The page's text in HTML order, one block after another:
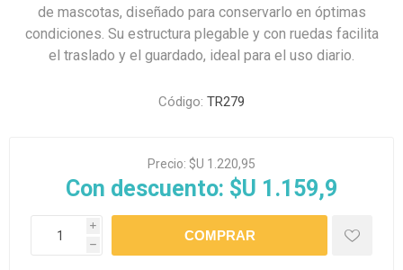
de mascotas, diseñado para conservarlo en óptimas
condiciones. Su estructura plegable y con ruedas facilita
el traslado y el guardado, ideal para el uso diario.
Código: TR279
Precio: $U 1.220,95
Con descuento: $U 1.159,9
i
h